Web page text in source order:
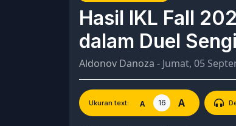
Hasil IKL Fall
dalam Duel
Aldonov Danoza - Jumat, 05
Ukuran text: A 16 A